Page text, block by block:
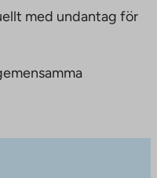
med undantag för